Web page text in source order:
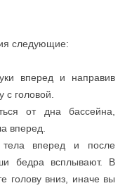
следующие:
вперед и направив
с головой.
от дна бассейна,
вперед.
вперед и после
бедра всплывают. В
голову вниз, иначе вы